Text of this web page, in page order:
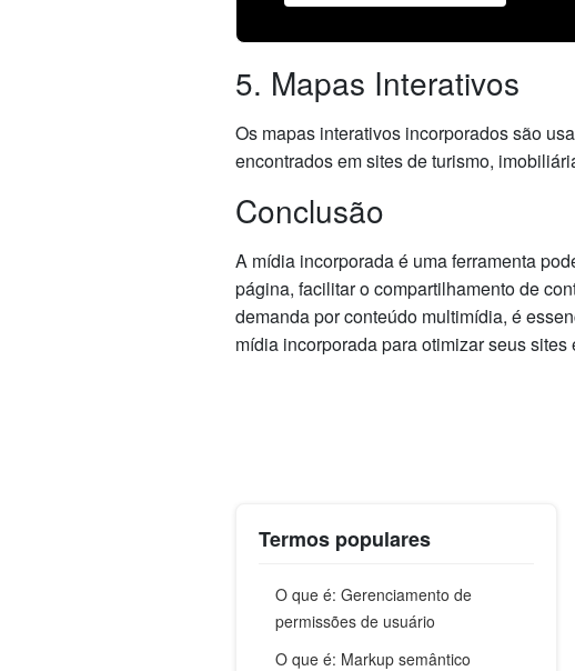
5. Mapas Interativos
Os mapas interativos incorporados são
encontrados em sites de turismo,
Conclusão
A mídia incorporada é uma ferramenta
página, facilitar o compartilhamento de
demanda por conteúdo multimídia, é
mídia incorporada para otimizar seus sites
Termos populares
O que é: Gerenciamento de
permissões de usuário
O que é: Markup semântico